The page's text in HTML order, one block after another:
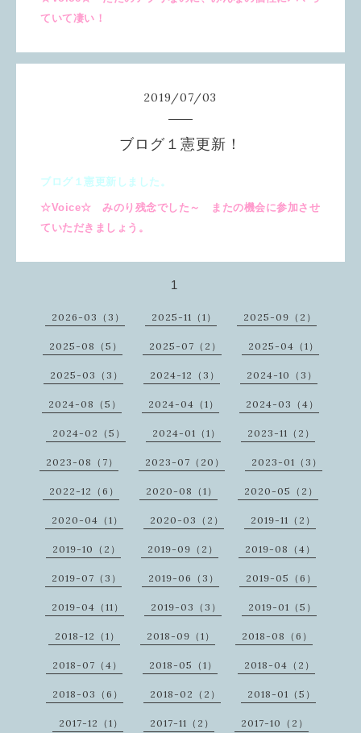
ていて凄い！
2019/07/03
ブログ１憲更新！
ブログ１憲更新しました。
☆Voice☆ みのり残念でした～ またの機会に参加させ
ていただきましょう。
1
2026-03（3） 2025-11（1） 2025-09（2）
2025-08（5） 2025-07（2） 2025-04（1）
2025-03（3） 2024-12（3） 2024-10（3）
2024-08（5） 2024-04（1） 2024-03（4）
2024-02（5） 2024-01（1） 2023-11（2）
2023-08（7） 2023-07（20） 2023-01（3）
2022-12（6） 2020-08（1） 2020-05（2）
2020-04（1） 2020-03（2） 2019-11（2）
2019-10（2） 2019-09（2） 2019-08（4）
2019-07（3） 2019-06（3） 2019-05（6）
2019-04（11） 2019-03（3） 2019-01（5）
2018-12（1） 2018-09（1） 2018-08（6）
2018-07（4） 2018-05（1） 2018-04（2）
2018-03（6） 2018-02（2） 2018-01（5）
2017-12（1） 2017-11（2） 2017-10（2）